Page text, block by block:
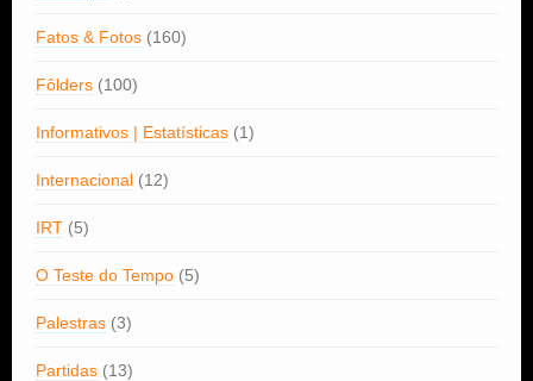
Fatos & Fotos (160)
Fôlders (100)
Informativos | Estatísticas (1)
Internacional (12)
IRT (5)
O Teste do Tempo (5)
Palestras (3)
Partidas (13)